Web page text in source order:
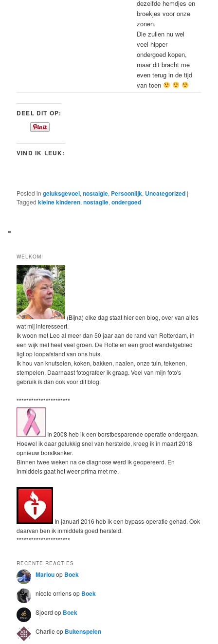
dezelfde hemdjes en
broekjes voor onze
zonen.
Die zullen nu wel
veel hipper
ondergoed kopen,
maar dit bracht me
even terug in de tijd
van toen
DEEL DIT OP:
VIND IK LEUK:
Posted in geluksgevoel,nostalgie, Persoonlijk, Uncategorized |
Tagged kleine kinderen,nostaglie,ondergoed
WELKOM!
(Bijna) elke dag staat hier een blog, over van alles
wat mij interesseert.
Ik woon met Leo al meer dan 50 jaar aan de rand van Rotterdam, in
een wijk met heel veel groen. De Rotte en een groot wandelgebied
ligt op loopafstand van ons huis.
Ik hou van knutselen, koken, bakken, naaien, onze tuin, tekenen,
stempelen. Daarnaast fotografeer ik graag. Veel van mijn foto's
gebruik ik dan ook voor dit blog.
**********************
In 2008 heb ik een borstbesparende operatie ondergaan.
Hoewel ik daar gelukkig snel van herstelde, kreeg ik in maart 2018
opnieuw borstkanker.
Binnen twee weken na de diagnose werd ik geopereerd. En
inmiddels gaat het weer prima met me.
In januari 2016 heb ik een bypass-operatie gehad. Ook
daarvan ben ik inmiddels goed hersteld.
**********************
RECENTE REACTIES
Marlouop Boek
nicole orriensop Boek
Sjoerd op Boek
Charlie op Buitenspelen